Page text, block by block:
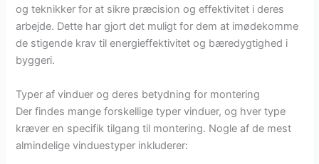
og teknikker for at sikre præcision og effektivitet i deres
arbejde. Dette har gjort det muligt for dem at imødekomme
de stigende krav til energieffektivitet og bæredygtighed i
byggeri.
Typer af vinduer og deres betydning for montering
Der findes mange forskellige typer vinduer, og hver type
kræver en specifik tilgang til montering. Nogle af de mest
almindelige vinduestyper inkluderer: